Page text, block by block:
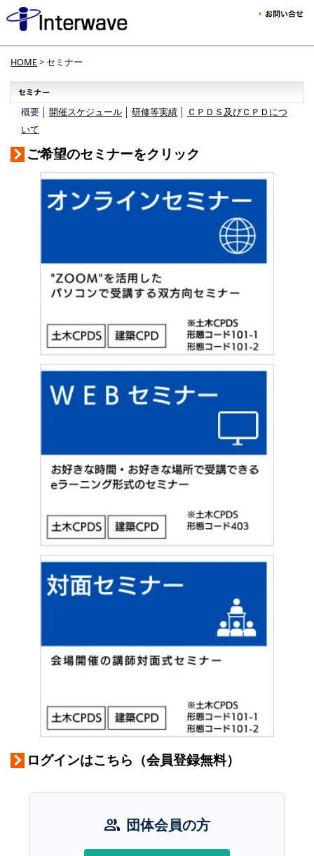
HOME> セミナー
概要 │ 開催スケジュール 研修等実績
ＣＰＤＳ及びＣＰＤにつ
いて
ご希望のセミナーをクリック
ログインはこちら（会員登録無料）
group 団体会員の方